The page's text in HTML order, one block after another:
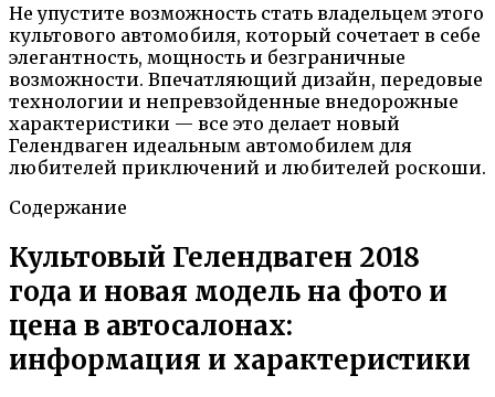
Не упустите возможность стать владельцем этого
культового автомобиля, который сочетает в себе
элегантность, мощность и безграничные
возможности. Впечатляющий дизайн, передовые
технологии и непревзойденные внедорожные
характеристики — все это делает новый
Гелендваген идеальным автомобилем для
любителей приключений и любителей роскоши.
Содержание
Культовый Гелендваген 2018
года и новая модель на фото и
цена в автосалонах:
информация и характеристики